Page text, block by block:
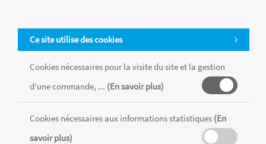
Ce site utilise des cookies
Cookies nécessaires pour la visite du site et la gestion
d'une commande, ... (En savoir plus)
Cookies nécessaires aux informations statistiques (En
savoir plus)
Tous les produits sont vendus dans la limite des stocks disponibles de
chaque magasin, toutes taxes comprises.